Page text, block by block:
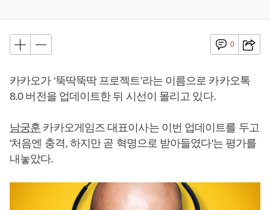
0
카카오가 ‘뚝딱뚝딱 프로젝트’라는 이름으로 카카오톡
8.0 버전을 업데이트한 뒤 시선이 몰리고 있다.
남궁훈 카카오게임즈 대표이사는 이번 업데이트를 두고
'처음엔 충격, 하지만 곧 혁명으로 받아들였다'는 평가를
내놓았다.